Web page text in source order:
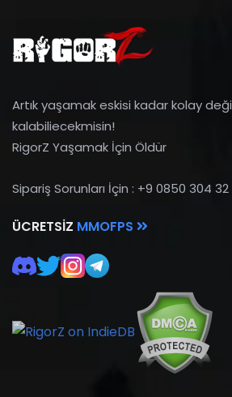
Artık yaşamak eskisi kadar kolay
kalabiliecekmisin!
RigorZ Yaşamak İçin Öldür
Sipariş Sorunları İçin : +9 0850 304 32
ÜCRETSIZ MMOFPS